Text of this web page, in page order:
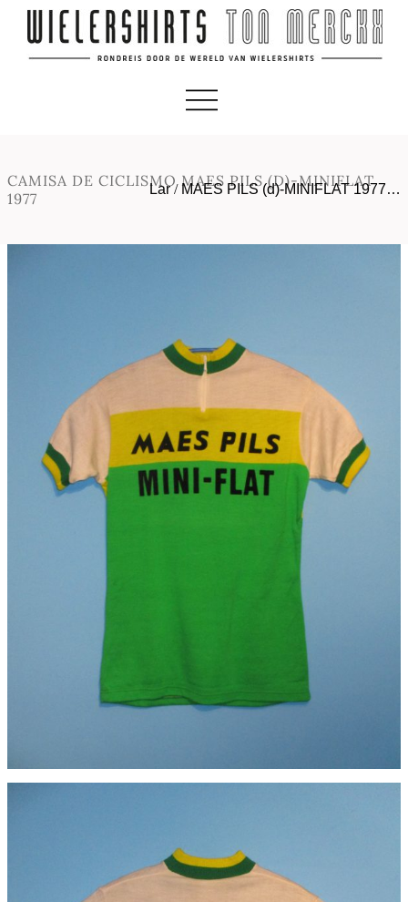
CAMISA DE CICLISMO MAES PILS (D)-MINIFLAT
1977
Lar/ MAES PILS (d)-MINIFLAT 1977…